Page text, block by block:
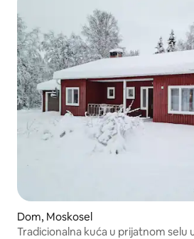
Dom, Moskosel
Tradicionalna kuća u prijatnom selu